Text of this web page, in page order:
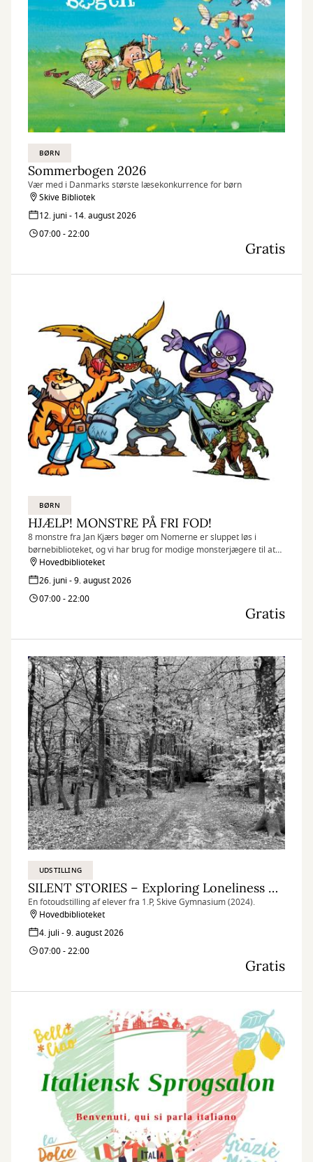
BØRN
Sommerbogen 2026
Vær med i Danmarks største læsekonkurrence for børn
Skive Bibliotek
12. juni - 14. august 2026
07:00 - 22:00
Gratis
BØRN
HJÆLP! MONSTRE PÅ FRI FOD!
8 monstre fra Jan Kjærs bøger om Nomerne er sluppet løs i
børnebiblioteket, og vi har brug for modige monsterjægere til at
finde dem igen.
Hovedbiblioteket
26. juni - 9. august 2026
07:00 - 22:00
Gratis
UDSTILLING
SILENT STORIES – Exploring Loneliness Through Lenses
En fotoudstilling af elever fra 1.P, Skive Gymnasium (2024).
Hovedbiblioteket
4. juli - 9. august 2026
07:00 - 22:00
Gratis